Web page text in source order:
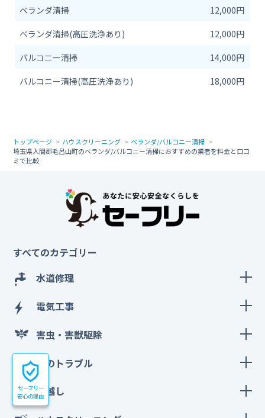
ベランダ清掃
12,000円
ベランダ清掃(高圧洗浄あり)
12,000円
バルコニー清掃
14,000円
バルコニー清掃(高圧洗浄あり)
18,000円
トップページ ハウスクリーニング
ベランダ/バルコニー清掃
埼玉県入間郡毛呂山町のベランダ/バルコニー清掃におすすめの業者を料金と口コ
ミで比較
セーフリー
安心の理由
すべてのカテゴリー
水道修理
電気工事
害虫・害獣駆除
鍵のトラブル
引越し